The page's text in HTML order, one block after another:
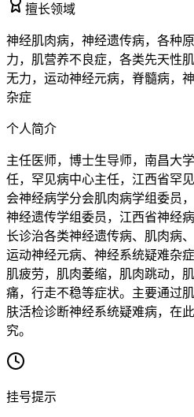
擅长领域
神经肌肉病，神经遗传病，各种
力，肌营养不良症，各类先天性
无力，运动神经元病，脊髓病，
杂症
个人简介
主任医师，博士生导师，南昌大
任，罕见病中心主任，江西省罕
会神经病学分会肌肉病学组委员
神经遗传学组委员，江西省神经
长诊治各类神经遗传病、肌肉病
运动神经元病、神经系统疑难杂
肌疲劳，肌肉萎缩，肌肉跳动，
痛，行走不稳等症状。主要通过
肤活检诊断神经系统疑难病，在
究。
挂号提示